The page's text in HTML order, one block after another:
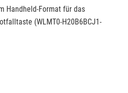
Handheld-Format für das
(WLMT0-H20B6BCJ1-